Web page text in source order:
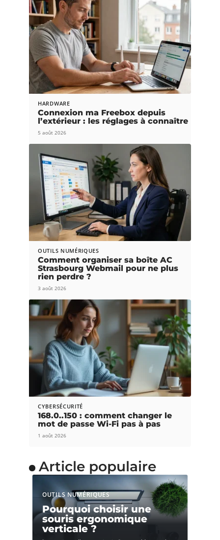
HARDWARE
Connexion ma Freebox depuis
l’extérieur : les réglages à connaître
5 août 2026
OUTILS NUMÉRIQUES
Comment organiser sa boîte AC
Strasbourg Webmail pour ne plus
rien perdre ?
3 août 2026
CYBERSÉCURITÉ
168.0..150 : comment changer le
mot de passe Wi-Fi pas à pas
1 août 2026
Article populaire
OUTILS NUMÉRIQUES
Pourquoi choisir une
souris ergonomique
verticale ?